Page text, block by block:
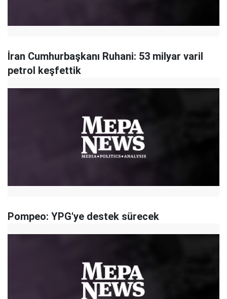
İran Cumhurbaşkanı Ruhani: 53 milyar varil
petrol keşfettik
Pompeo: YPG'ye destek sürecek